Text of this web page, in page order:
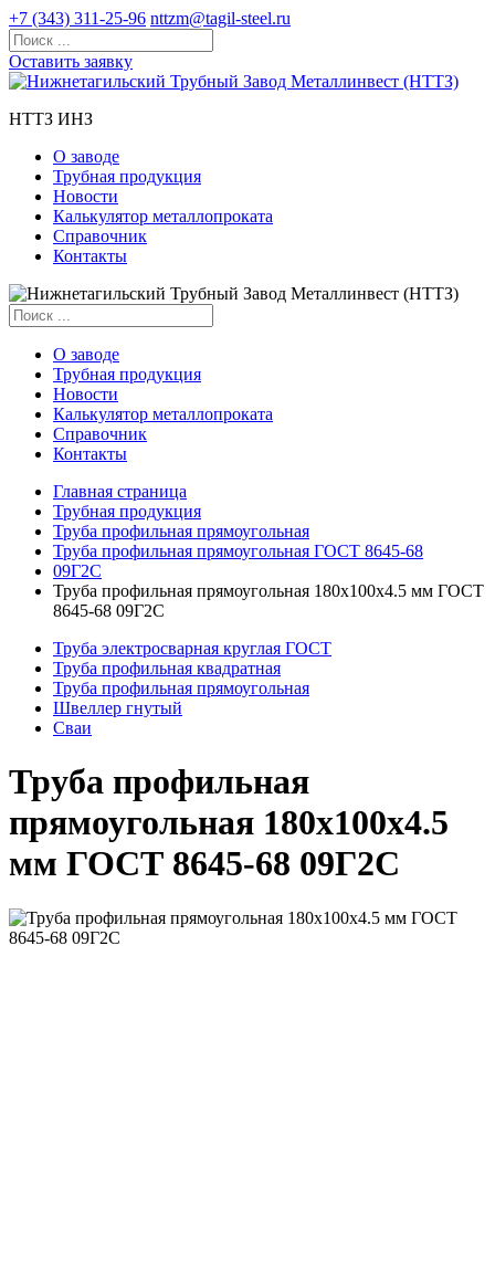
+7 (343) 311-25-96 nttzm@tagil-steel.ru
Оставить заявку
НТТЗ ИНЗ
О заводе
Трубная продукция
Новости
Калькулятор металлопроката
Справочник
Контакты
О заводе
Трубная продукция
Новости
Калькулятор металлопроката
Справочник
Контакты
Главная страница
Трубная продукция
Труба профильная прямоугольная
Труба профильная прямоугольная ГОСТ 8645-68
09Г2С
Труба профильная прямоугольная 180x100x4.5 мм ГОСТ
8645-68 09Г2С
Труба электросварная круглая ГОСТ
Труба профильная квадратная
Труба профильная прямоугольная
Швеллер гнутый
Сваи
Труба профильная
прямоугольная 180x100x4.5
мм ГОСТ 8645-68 09Г2С